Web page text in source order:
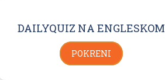
DAILYQUIZ NA ENGLESKOM
POKRENI